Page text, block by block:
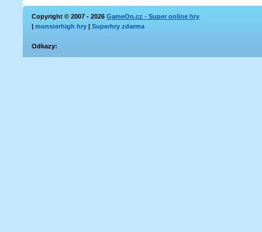
Copyright © 2007 - 2026 GameOn.cz - Super online hry
| monsterhigh hry | Superhry zdarma
Odkazy: